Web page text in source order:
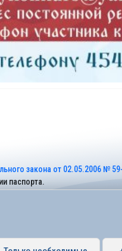
закона от 02.05.2006 №
паспорта.